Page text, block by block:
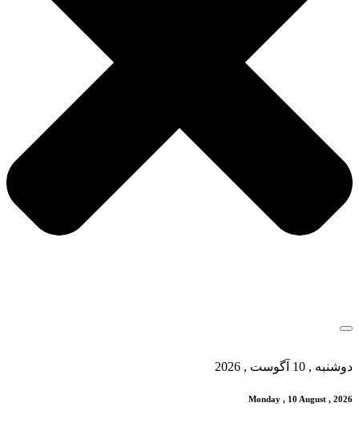
دوشنبه , 10 آگوست , 2026
Monday , 10 August , 2026